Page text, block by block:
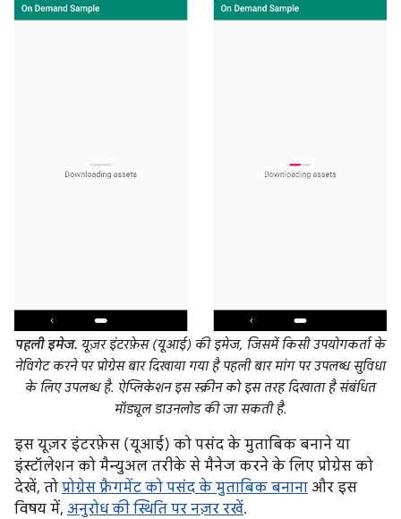
पहली इमेज. यूज़र इंटरफ़ेस (यूआई) की इमेज, जिसमें किसी उपयोगकर्ता के
नेविगेट करने पर प्रोग्रेस बार दिखाया गया है पहली बार मांग पर उपलब्ध सुविधा
के लिए उपलब्ध है. ऐप्लिकेशन इस स्क्रीन को इस तरह दिखाता है संबंधित
मॉड्यूल डाउनलोड की जा सकती है.
इस यूज़र इंटरफ़ेस (यूआई) को पसंद के मुताबिक बनाने या
इंस्टॉलेशन को मैन्युअल तरीके से मैनेज करने के लिए प्रोग्रेस को
देखें, तो प्रोग्रेस फ़्रैगमेंट को पसंद के मुताबिक बनाना और इस
विषय में, अनुरोध की स्थिति पर नज़र रखें.